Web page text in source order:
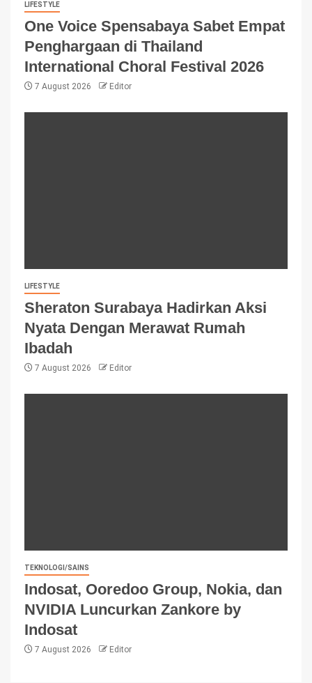
LIFESTYLE
One Voice Spensabaya Sabet Empat
Penghargaan di Thailand
International Choral Festival 2026
7 August 2026 Editor
LIFESTYLE
Sheraton Surabaya Hadirkan Aksi
Nyata Dengan Merawat Rumah
Ibadah
7 August 2026 Editor
TEKNOLOGI/SAINS
Indosat, Ooredoo Group, Nokia, dan
NVIDIA Luncurkan Zankore by
Indosat
7 August 2026 Editor